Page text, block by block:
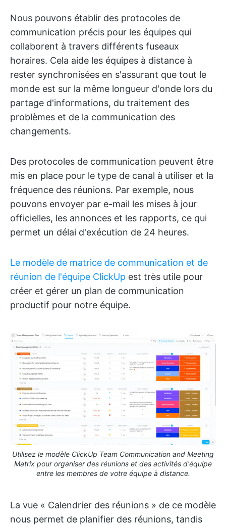
Nous pouvons établir des protocoles de
communication précis pour les équipes qui
collaborent à travers différents fuseaux
horaires. Cela aide les équipes à distance à
rester synchronisées en s'assurant que tout le
monde est sur la même longueur d'onde lors du
partage d'informations, du traitement des
problèmes et de la communication des
changements.
Des protocoles de communication peuvent être
mis en place pour le type de canal à utiliser et la
fréquence des réunions. Par exemple, nous
pouvons envoyer par e-mail les mises à jour
officielles, les annonces et les rapports, ce qui
permet un délai d'exécution de 24 heures.
Le modèle de matrice de communication et de
réunion de l'équipe ClickUp est très utile pour
créer et gérer un plan de communication
productif pour notre équipe.
Utilisez le modèle ClickUp Team Communication and Meeting
Matrix pour organiser des réunions et des activités d'équipe
entre les membres de votre équipe à distance.
La vue « Calendrier des réunions » de ce modèle
nous permet de planifier des réunions, tandis